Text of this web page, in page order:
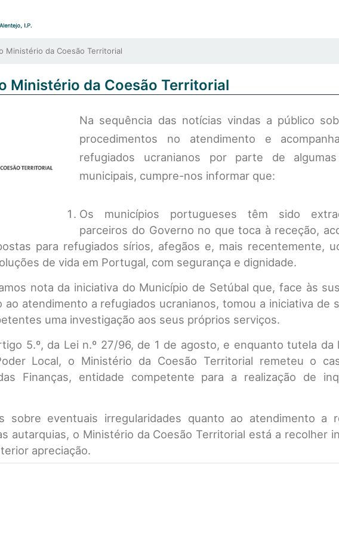
da Coesão Territorial
Ministério da Coesão Territorial
Na sequência das notícias vindas a público
procedimentos no atendimento e
refugiados ucranianos por parte de algumas
municipais, cumpre-nos informar que:
Os municípios portugueses têm sido
parceiros do Governo no que toca à receção,
para refugiados sírios, afegãos e, mais recentemente,
de vida em Portugal, com segurança e dignidade.
nota da iniciativa do Município de Setúbal que, face às
ao atendimento a refugiados ucranianos, tomou a iniciativa de
uma investigação aos seus próprios serviços.
5.º, da Lei n.º 27/96, de 1 de agosto, e enquanto tutela da
Local, o Ministério da Coesão Territorial remeteu o
Finanças, entidade competente para a realização de
sobre eventuais irregularidades quanto ao atendimento a
autarquias, o Ministério da Coesão Territorial está a recolher
apreciação.